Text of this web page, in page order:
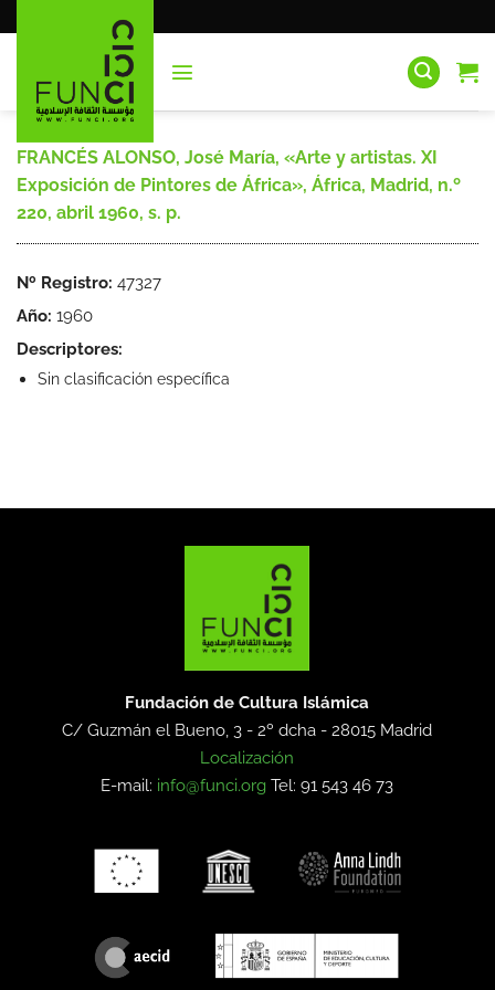
al
FRANCÉS ALONSO, José María, «Arte y artistas. XI
Exposición de Pintores de África», África, Madrid, n.º
220, abril 1960, s. p.
Nº Registro: 47327
Año: 1960
Descriptores:
Sin clasificación específica
Fundación de Cultura Islámica
C/ Guzmán el Bueno, 3 - 2º dcha -28015 Madrid
Localización
E-mail: info@funci.org Tel: 91 543 46 73